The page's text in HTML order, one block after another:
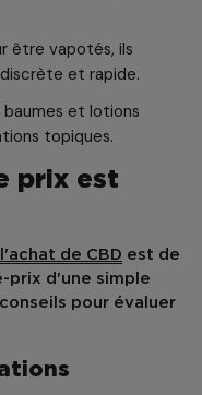
être vapotés, ils
et rapide.
baumes et lotions
topiques.
prix est
l'achat de CBD est de
prix d'une simple
pour évaluer